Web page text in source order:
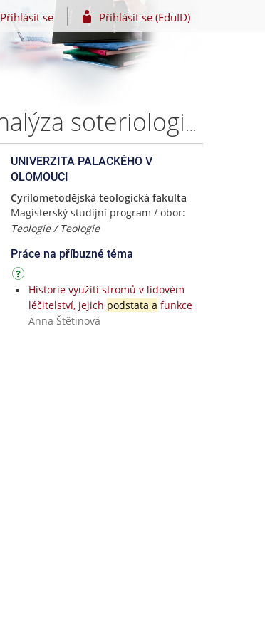
Přihlásit se Přihlásit se (EduID)
Člověk a jeho spása ve světle ekonomie Ducha Svatého: Analýza soteriologicko-pneumatologických intuicí Vladimira Losského – Ing. Bc. Radek OSIČKA
UNIVERZITA PALACKÉHO V
OLOMOUCI
Cyrilometodějská teologická fakulta
Magisterský studijní program / obor:
Teologie / Teologie
Práce na příbuzné téma
Historie využití stromů v lidovém
léčitelství, jejich podstata a funkce
Anna Štětinová